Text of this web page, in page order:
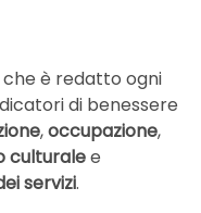
è redatto ogni
di benessere
,occupazione,
culturalee
servizi.